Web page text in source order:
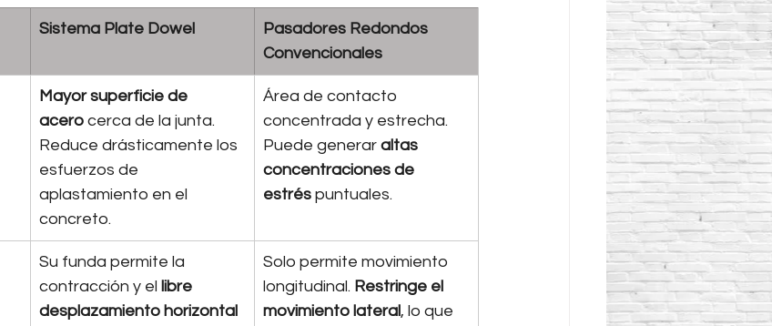
Sistema Plate Dowel
Pasadores Redondos
Convencionales
Mayor superficie de
acero cerca de la junta.
Reduce drásticamente los
esfuerzos de
aplastamiento en el
concreto.
Área de contacto
concentrada y estrecha.
Puede generar altas
concentraciones de
estrés puntuales.
Su funda permite la
contracción y el libre
desplazamiento horizontal
Solo permite movimiento
longitudinal. Restringe el
movimiento lateral, lo que